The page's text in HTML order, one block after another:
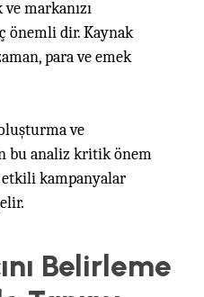
ve markanızı
önemli dir. Kaynak
para ve emek
ve
bu analiz kritik önem
etkili kampanyalar
Belirleme